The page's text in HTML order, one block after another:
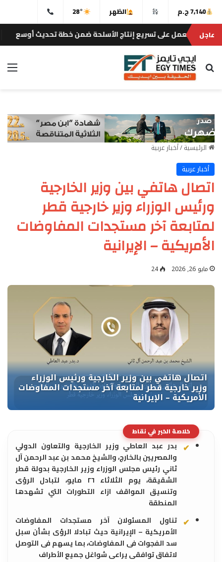
7,140 ج.م الظهر
28°
عاجل
نعمل على تسريع إنتاج الأسلحة ضمن خطة تحديث أوسع إيجى
بحث عن
الرئيسية/أخبار عربية
أخبار عربية
اتصال هاتفي بين وزير الخارجية
ورئيس الوزراء وزير خارجية قطر
لمتابعة آخر مستجدات المفاوضات
الأمريكية – الإيرانية
مايو 26, 2026 24
خلاصة الخبر في نقاط
بدر عبد العاطي وزير الخارجية والتعاون الدولي
والمصريين بالخارج، والشيخ محمد بن عبد الرحمن آل
ثاني رئيس مجلس الوزراء وزير الخارجية بدولة قطر
الشقيقة، يوم الثلاثاء ٢٦ مايو، لتبادل الرؤى
وتنسيق المواقف ازاء التطورات التي تشهدها
المنطقة
تناول المسئولان آخر مستجدات المفاوضات
الأمريكية – الإيرانية حيث تبادلا الرؤى بشأن سبل
سد الفجوات فى المفاوضات، بما يسهم فى التوصل
لاتفاق توافقى يراعى شواغل جميع الأطراف